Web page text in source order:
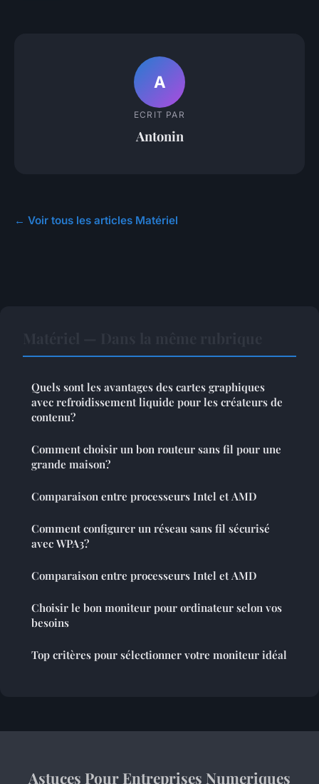
A
ECRIT PAR
Antonin
← Voir tous les articles Matériel
Quels sont les avantages des cartes graphiques
avec refroidissement liquide pour les créateurs de
contenu?
Comment choisir un bon routeur sans fil pour une
grande maison?
Comparaison entre processeurs Intel et AMD
Comment configurer un réseau sans fil sécurisé
avec WPA3?
Comparaison entre processeurs Intel et AMD
Choisir le bon moniteur pour ordinateur selon vos
besoins
Top critères pour sélectionner votre moniteur idéal
Astuces Pour Entreprises Numeriques